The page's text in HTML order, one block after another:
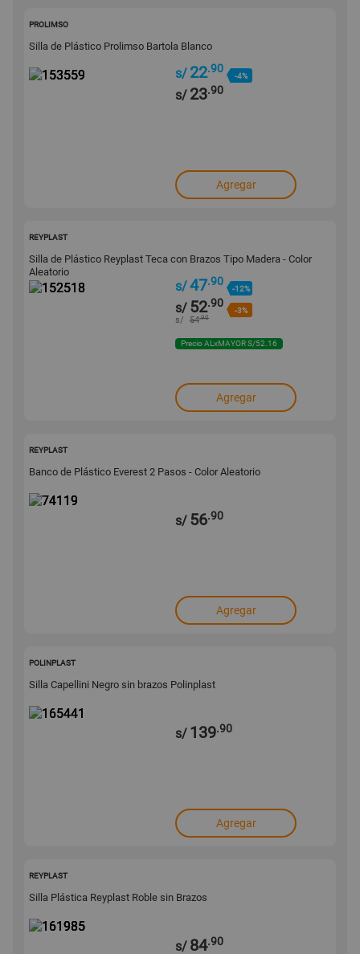
PROLIMSO
Silla de Plástico Prolimso Bartola Blanco
s/ 22.90
-4%
s/ 23.90
Agregar
REYPLAST
Silla de Plástico Reyplast Teca con Brazos Tipo Madera - Color
Aleatorio
s/47.90
-12%
s/ 52.90
-3%
s/ 54.90
Precio ALxMAYOR S/52.16
Agregar
REYPLAST
Banco de Plástico Everest 2 Pasos - Color Aleatorio
s/ 56.90
Agregar
POLINPLAST
Silla Capellini Negro sin brazos Polinplast
s/ 139.90
Agregar
REYPLAST
Silla Plástica Reyplast Roble sin Brazos
s/ 84.90